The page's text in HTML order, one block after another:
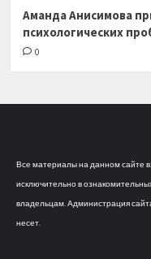
Аманда Анисимова
психологических
0
Все материалы на данном сайте
исключительно в
владельцам. Администрация
несет.